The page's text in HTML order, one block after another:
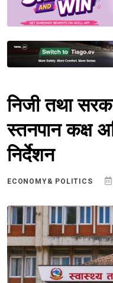
निजी तथा
स्तनपान कक्ष
निर्देशन
ECONOMY& POLITICS